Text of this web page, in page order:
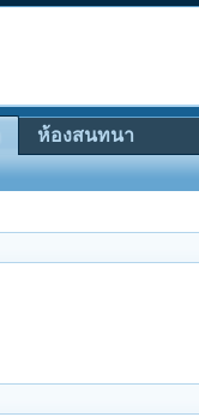
ห้องสนทนา